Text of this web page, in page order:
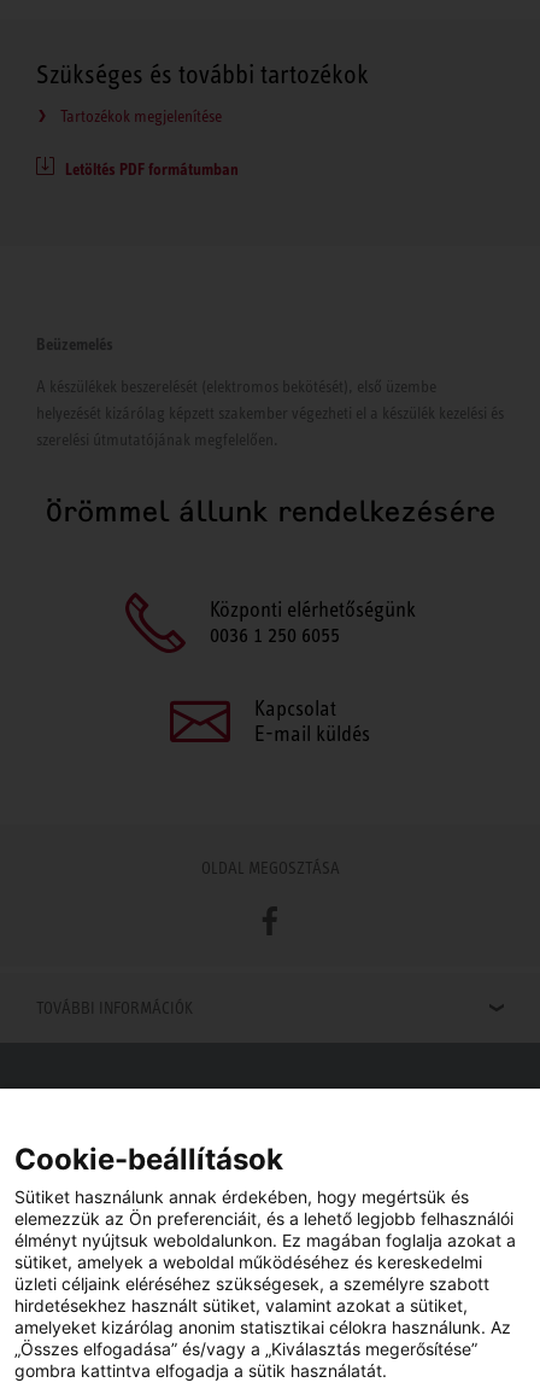
Szükséges és további tartozékok
Tartozékok megjelenítése
Letöltés PDF formátumban
Beüzemelés
A készülékek beszerelését (elektromos bekötését), első üzembe
helyezését kizárólag képzett szakember végezheti el a készülék kezelési és
szerelési útmutatójának megfelelően.
Örömmel állunk rendelkezésére
Központi elérhetőségünk
0036 1 250 6055
Kapcsolat
E-mail küldés
OLDAL MEGOSZTÁSA
Facebook
TOVÁBBI INFORMÁCIÓK
Viszonteladót keres az Ön közelében? Nem probléma.
YouTube Facebook
Cookie-beállítások
Sütiket használunk annak érdekében, hogy megértsük és
elemezzük az Ön preferenciáit, és a lehető legjobb felhasználói
élményt nyújtsuk weboldalunkon. Ez magában foglalja azokat a
sütiket, amelyek a weboldal működéséhez és kereskedelmi
üzleti céljaink eléréséhez szükségesek, a személyre szabott
hirdetésekhez használt sütiket, valamint azokat a sütiket,
amelyeket kizárólag anonim statisztikai célokra használunk. Az
„Összes elfogadása” és/vagy a „Kiválasztás megerősítése”
gombra kattintva elfogadja a sütik használatát.